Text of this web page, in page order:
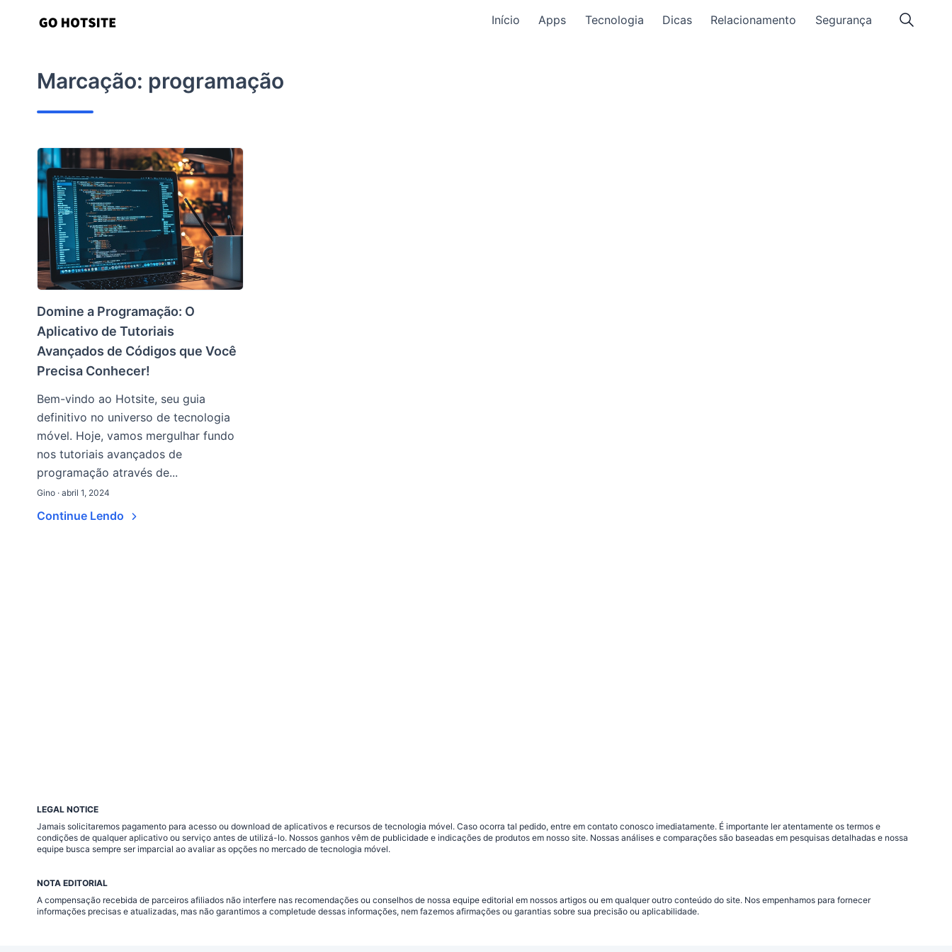
conteúdo
Início Apps Tecnologia Dicas Relacionamento Segurança
Marcação: programação
Domine a Programação: O
Aplicativo de Tutoriais
Avançados de Códigos que Você
Precisa Conhecer!
Bem-vindo ao Hotsite, seu guia
definitivo no universo de tecnologia
móvel. Hoje, vamos mergulhar fundo
nos tutoriais avançados de
programação através de...
Gino · abril 1, 2024
Continue Lendo
LEGAL NOTICE
Jamais solicitaremos pagamento para acesso ou download de aplicativos e recursos de tecnologia móvel. Caso ocorra tal pedido, entre em contato conosco imediatamente. É importante ler atentamente os termos e
condições de qualquer aplicativo ou serviço antes de utilizá-lo. Nossos ganhos vêm de publicidade e indicações de produtos em nosso site. Nossas análises e comparações são baseadas em pesquisas detalhadas e nossa
equipe busca sempre ser imparcial ao avaliar as opções no mercado de tecnologia móvel.
NOTA EDITORIAL
A compensação recebida de parceiros afiliados não interfere nas recomendações ou conselhos de nossa equipe editorial em nossos artigos ou em qualquer outro conteúdo do site. Nos empenhamos para fornecer
informações precisas e atualizadas, mas não garantimos a completude dessas informações, nem fazemos afirmações ou garantias sobre sua precisão ou aplicabilidade.